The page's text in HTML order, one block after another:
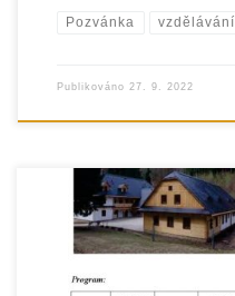
Pozvánka vzdělávání
Publikováno 27. 9. 2022